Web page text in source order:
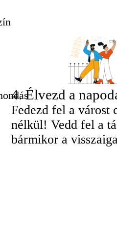
4.Élvezd a
Fedezd fel a várost
nélkül! Vedd fel a
bármikor a